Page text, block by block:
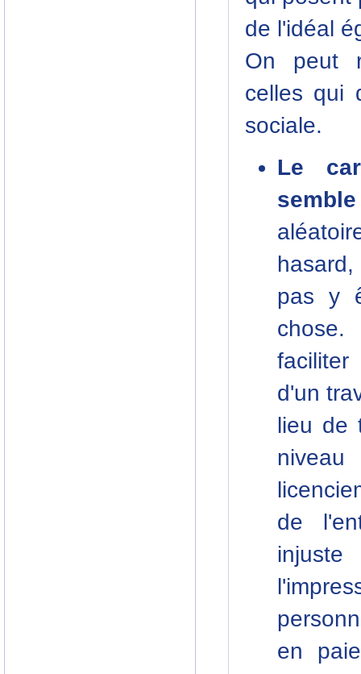
de l'idéal
On peut
celles qui
sociale.
Le
pas y
faciliter
d'un
lieu de
de
en